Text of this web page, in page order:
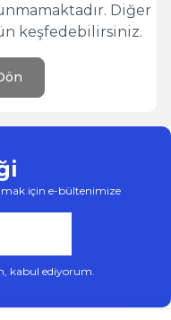
Diğer
keşfedebilirsiniz.
için e-bültenimize
kabul ediyorum.